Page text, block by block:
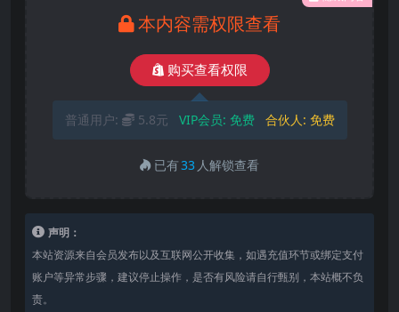
本内容需权限查看
购买查看权限
普通用户: 5.8元 VIP会员: 免费 合伙人: 免费
已有33 人解锁查看
声明：
本站资源来自会员发布以及互联网公开收集，如遇充值环节或绑定支付
账户等异常步骤，建议停止操作，是否有风险请自行甄别，本站概不负
责。